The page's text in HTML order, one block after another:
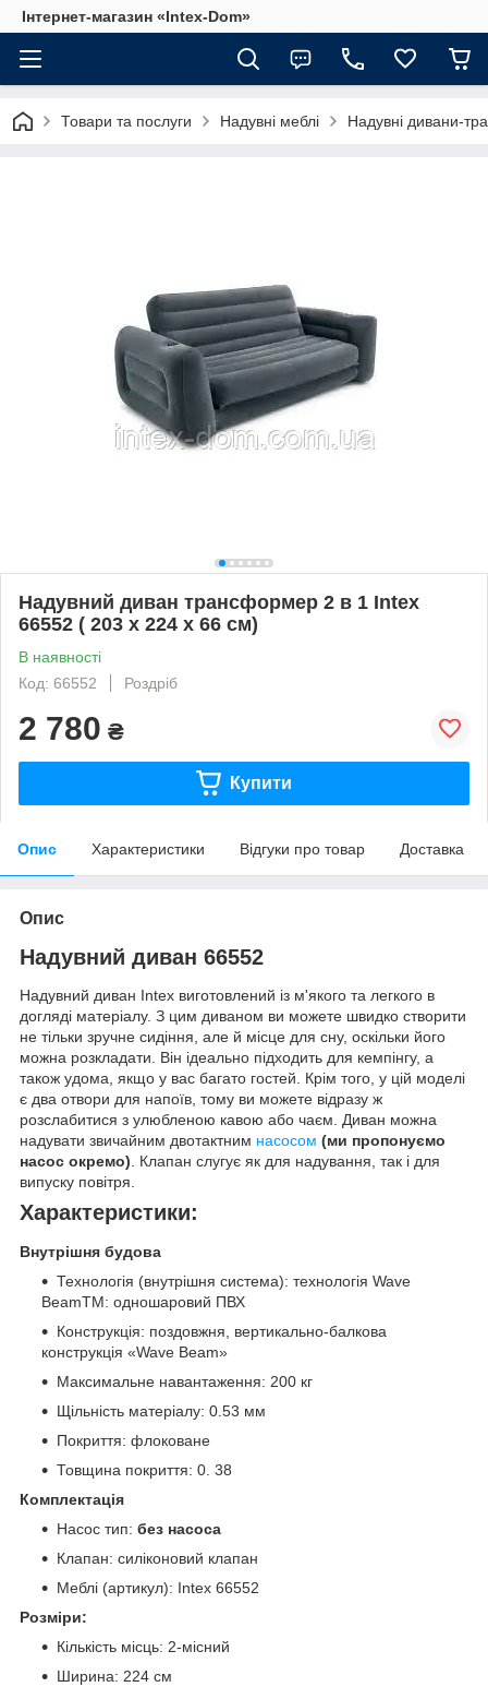
Інтернет-магазин «Intex-Dom»
Товари та послуги Надувні меблі Надувні дивани-
Надувний диван трансформер 2 в 1 Intex
66552 ( 203 х 224 х 66 см)
В наявності
Код: 66552
Роздріб
2 780 ₴
Купити
Опис Характеристики Відгуки про товар Доставка
Опис
Надувний диван 66552
Надувний диван Intex виготовлений із м'якого та легкого в
догляді матеріалу. З цим диваном ви можете швидко створити
не тільки зручне сидіння, але й місце для сну, оскільки його
можна розкладати. Він ідеально підходить для кемпінгу, а
також удома, якщо у вас багато гостей. Крім того, у цій моделі
є два отвори для напоїв, тому ви можете відразу ж
розслабитися з улюбленою кавою або чаєм. Диван можна
надувати звичайним двотактним насосом (ми пропонуємо
насос окремо). Клапан слугує як для надування, так і для
випуску повітря.
Характеристики:
Внутрішня будова
Технологія (внутрішня система): технологія Wave
BeamTM: одношаровий ПВХ
Конструкція: поздовжня, вертикально-балкова
конструкція «Wave Beam»
Максимальне навантаження: 200 кг
Щільність матеріалу: 0.53 мм
Покриття: флоковане
Товщина покриття: 0. 38
Комплектація
Насос тип: без насоса
Клапан: силіконовий клапан
Меблі (артикул): Intex 66552
Розміри:
Кількість місць: 2-місний
Ширина: 224 см